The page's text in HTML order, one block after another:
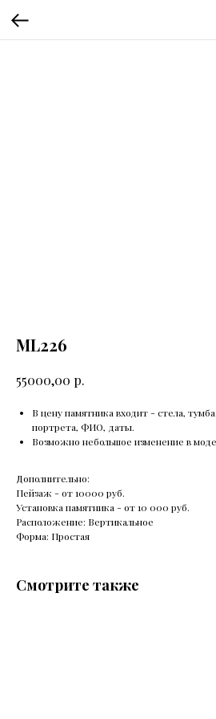
ML226
55000,00 р.
В цену памятника входит - стела,
портрета, ФИО, даты.
Возможно небольшое изменение в
Дополнительно:
Пейзаж - от 10000 руб.
Установка памятника - от 10 000 руб.
Расположение: Вертикальное
Форма: Простая
Смотрите также